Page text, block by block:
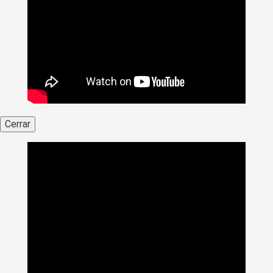
Cerrar